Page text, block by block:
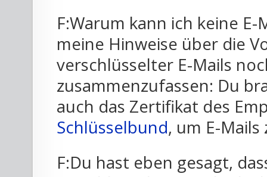
F:Warum kann ich keine
meine Hinweise über die
verschlüsselter E-Mails
zusammenzufassen: Du
auch das Zertifikat des
Schlüsselbund, um E-
F:Du hast eben gesagt,